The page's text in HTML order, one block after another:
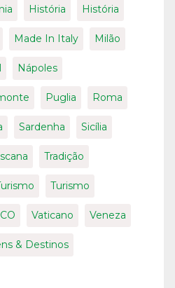
História História
Made In Italy Milão
Nápoles
Puglia Roma
Sardenha Sicília
Tradição
Turismo
Vaticano Veneza
& Destinos